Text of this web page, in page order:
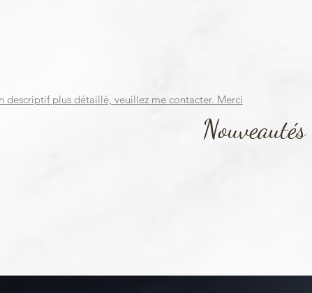
descriptif plus détaillé, veuillez me contacter. Merci
Nouveautés